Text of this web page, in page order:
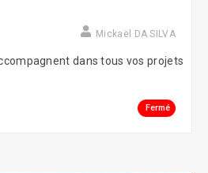
Mickaël DA SILVA
dans tous vos projets
Fermé